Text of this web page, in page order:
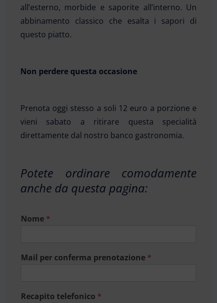
all’esterno, morbide e saporite all’interno. Un
abbinamento classico che esalta i sapori di
questo piatto.
Non perdere questa occasione
Prenota oggi stesso a soli 12 euro a porzione e
vieni sabato a ritirare questa specialità
direttamente dal nostro banco gastronomia.
Potete ordinare comodamente
anche da questa pagina:
Nome *
Mail per conferma prenotazione *
Recapito telefonico *